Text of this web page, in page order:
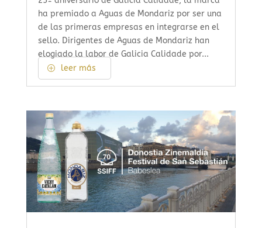
ha premiado a Aguas de Mondariz por ser una
de las primeras empresas en integrarse en el
sello. Dirigentes de Aguas de Mondariz han
elogiado la labor de Galicia Calidade por...
leer más